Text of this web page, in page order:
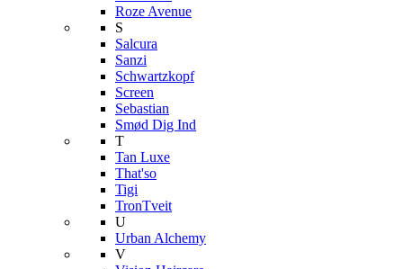
Roze Avenue
S
Salcura
Sanzi
Schwartzkopf
Screen
Sebastian
Smød Dig Ind
T
Tan Luxe
That'so
Tigi
TronTveit
U
Urban Alchemy
V